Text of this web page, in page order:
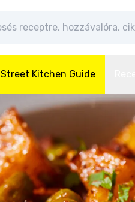
Street Kitchen Guide